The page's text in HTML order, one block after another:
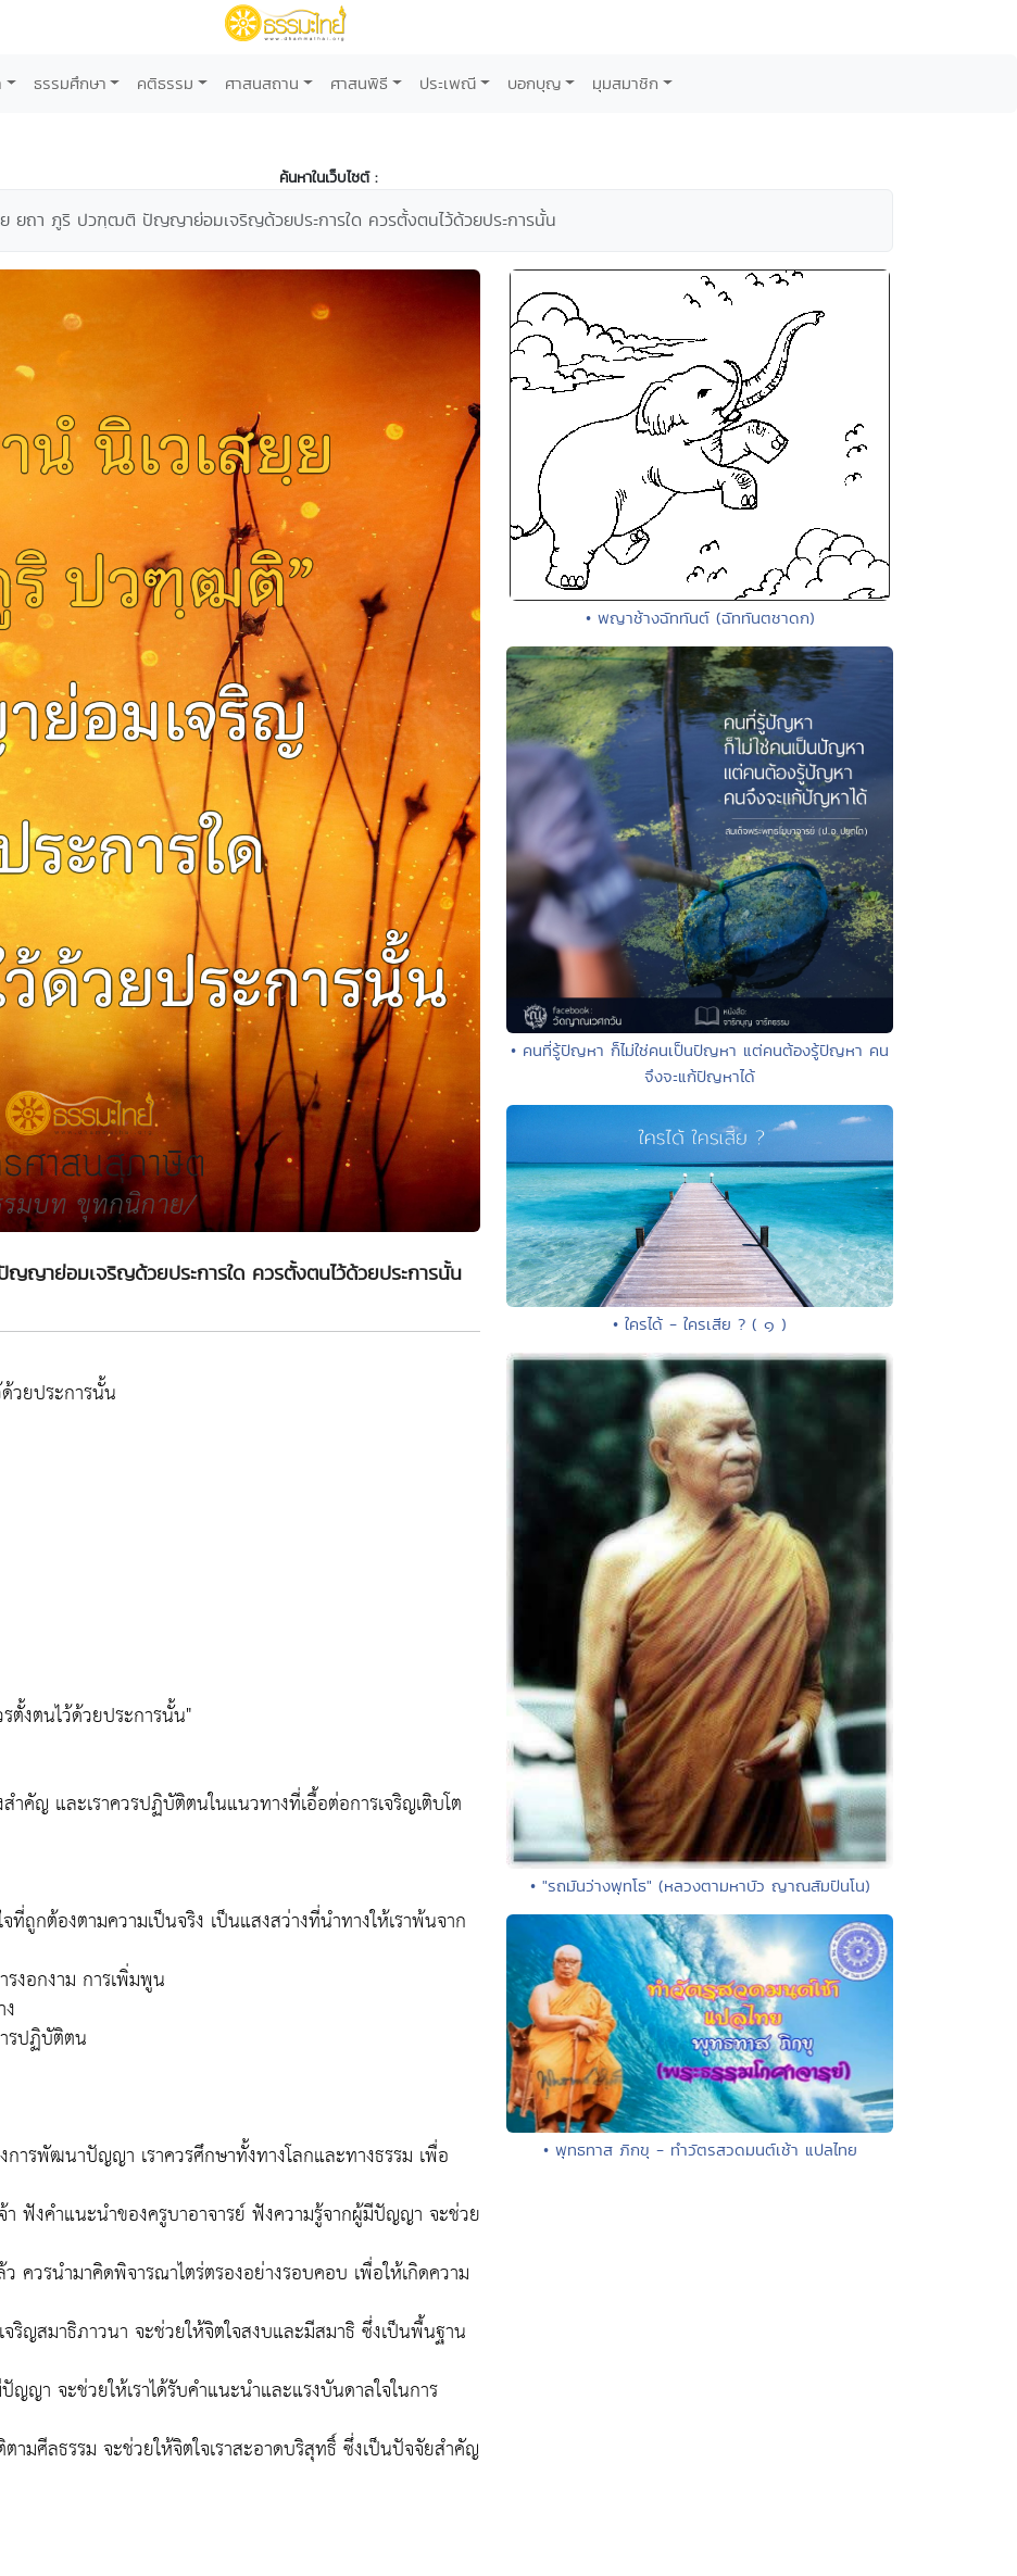
ธรรมศึกษา คติธรรม ศาสนสถาน ศาสนพิธี ประเพณี บอกบุญ มุมสมาชิก
ค้นหาในเว็บไซต์ :
ยถา ภูริ ปวฑฺฒติ ปัญญาย่อมเจริญด้วยประการใด ควรตั้งตนไว้ด้วยประการนั้น
าย่อมเจริญด้วยประการใด ควรตั้งตนไว้ด้วยประการนั้น
วยประการนั้น
งตนไว้ด้วยประการนั้น"
ญ และเราควรปฏิบัติตนในแนวทางที่เอื้อต่อการเจริญเติบโต
ถูกต้องตามความเป็นจริง เป็นแสงสว่างที่นำทางให้เราพ้นจาก
งอกงาม การเพิ่มพูน
รปฏิบัติตน
ารพัฒนาปัญญา เราควรศึกษาทั้งทางโลกและทางธรรม เพื่อ
ฟังคำแนะนำของครูบาอาจารย์ ฟังความรู้จากผู้มีปัญญา จะช่วย
ควรนำมาคิดพิจารณาไตร่ตรองอย่างรอบคอบ เพื่อให้เกิดความ
ริญสมาธิภาวนา จะช่วยให้จิตใจสงบและมีสมาธิ ซึ่งเป็นพื้นฐาน
า จะช่วยให้เราได้รับคำแนะนำและแรงบันดาลใจในการ
มศีลธรรม จะช่วยให้จิตใจเราสะอาดบริสุทธิ์ ซึ่งเป็นปัจจัยสำคัญ
• พญาช้างฉัททันต์ (ฉัททันตชาดก)
• คนที่รู้ปัญหา ก็ไม่ใช่คนเป็นปัญหา แต่คนต้องรู้ปัญหา คน
จึงจะแก้ปัญหาได้
• ใครได้ - ใครเสีย ? ( ๑ )
• "รถมันว่างพุทโธ" (หลวงตามหาบัว ญาณสัมปันโน)
• พุทธทาส ภิกขุ - ทำวัตรสวดมนต์เช้า แปลไทย